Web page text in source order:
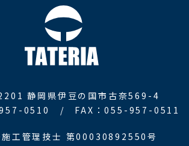
静岡県伊豆の国市古奈569-4
957-0510 / FAX：055-957-0511
施工管理技士 第00030892550号